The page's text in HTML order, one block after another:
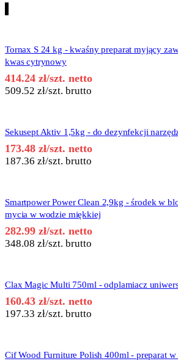
Tornax S 24 kg - kwaśny preparat myjący
kwas cytrynowy
414.24 zł/szt. netto
509.52 zł/szt. brutto
Sekusept Aktiv 1,5kg - do dezynfekcji
173.48 zł/szt. netto
187.36 zł/szt. brutto
Smartpower Power Clean 2,9kg - środek w
mycia w wodzie miękkiej
282.99 zł/szt. netto
348.08 zł/szt. brutto
Clax Magic Multi 750ml - odplamiacz
160.43 zł/szt. netto
197.33 zł/szt. brutto
Cif Wood Furniture Polish 400ml - preparat